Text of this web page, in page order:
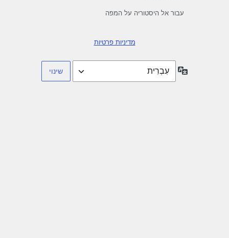
עבור אל היסטוריה על המפה
מדיניות פרטיות
שפה